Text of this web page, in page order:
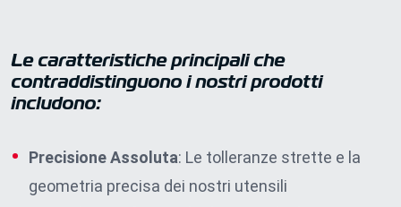
Le caratteristiche principali che
contraddistinguono i nostri prodotti
includono:
Precisione Assoluta: Le tolleranze strette e la
geometria precisa dei nostri utensili